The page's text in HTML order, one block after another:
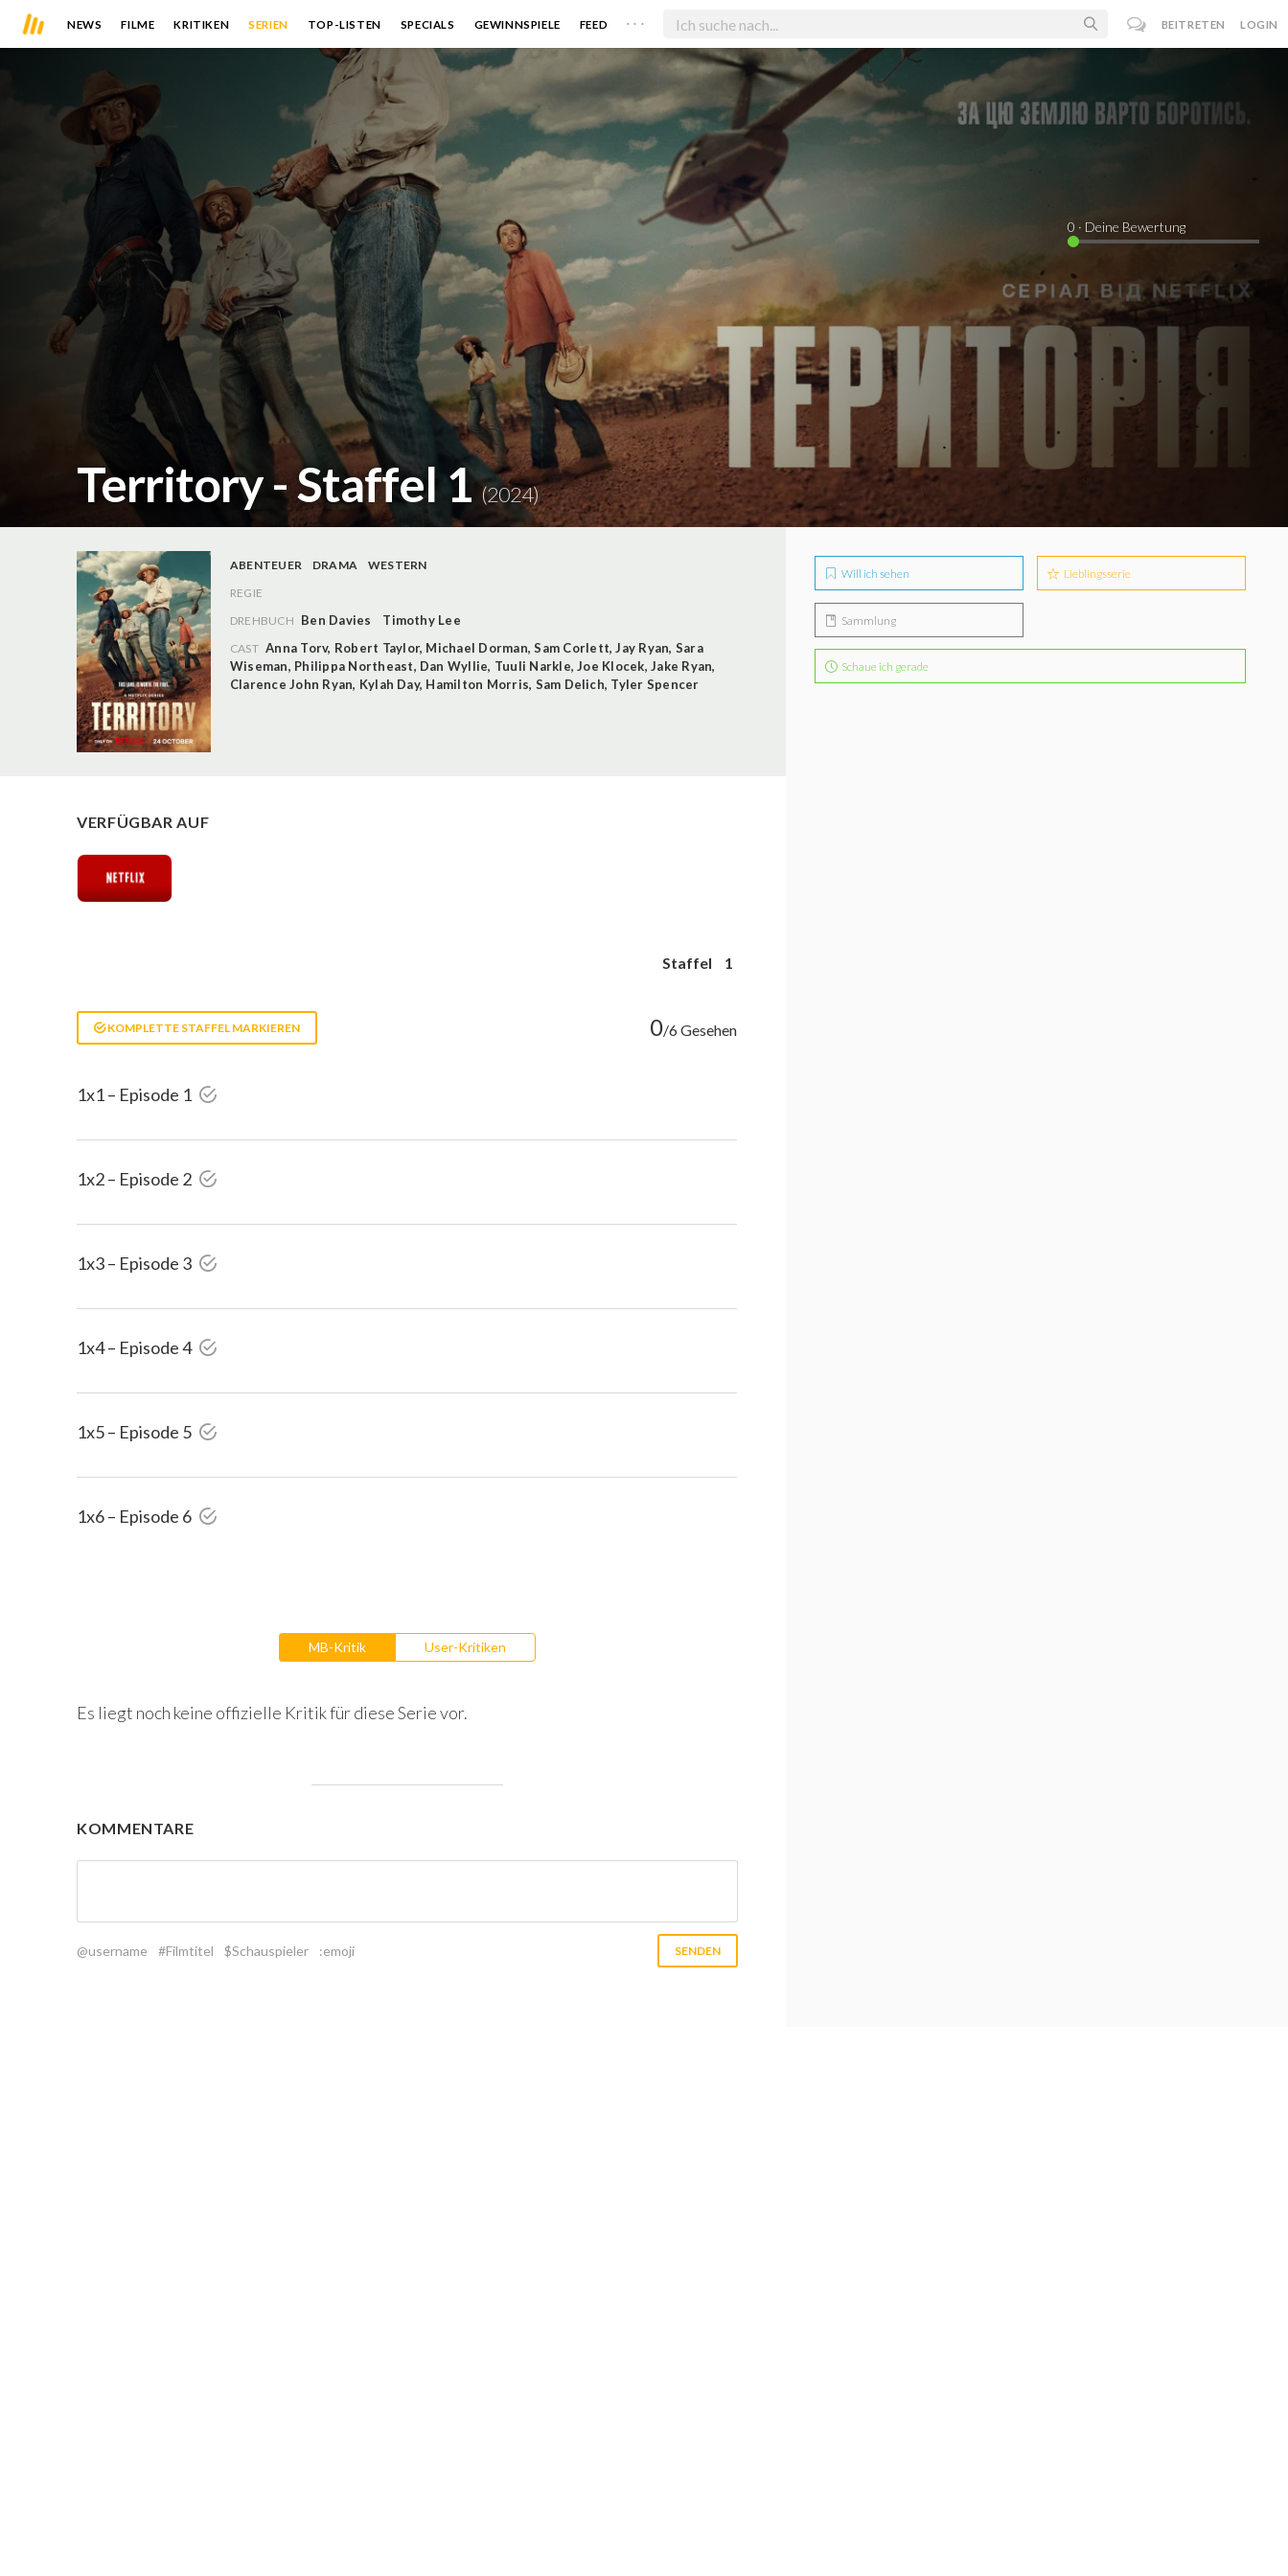
NEWS FILME KRITIKEN SERIEN TOP-LISTEN SPECIALS GEWINNSPIELE FEED . . . BEITRETEN LOGIN
Territory - Staffel 1(2024)
0 · Deine Bewertung
ABENTEUER DRAMA
WESTERN
REGIE
DREHBUCH Ben Davies Timothy Lee
CAST Anna Torv, Robert Taylor, Michael Dorman,Sam Corlett,Jay Ryan, Sara
Wiseman, Philippa Northeast, Dan Wyllie, Tuuli Narkle,Joe Klocek,Jake Ryan,
Clarence John Ryan, Kylah Day, Hamilton Morris, Sam Delich, Tyler Spencer
VERFÜGBAR AUF
Staffel 1
KOMPLETTE STAFFEL MARKIEREN 0/6 Gesehen
1x1 – Episode 1
1x2 – Episode 2
1x3 – Episode 3
1x4 – Episode 4
1x5 – Episode 5
1x6 – Episode 6
MB-Kritik User-Kritiken
Es liegt noch keine offizielle Kritik für diese Serie vor.
KOMMENTARE
@username #Filmtitel $Schauspieler :emoji
Will ich sehen Lieblingsserie
Sammlung
Schaue ich gerade